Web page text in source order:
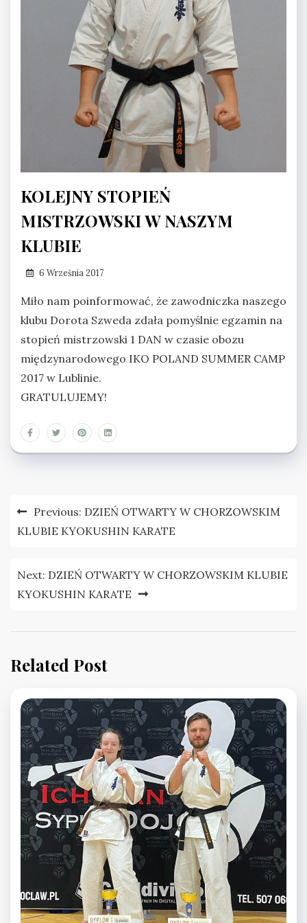
KOLEJNY STOPIEŃ
MISTRZOWSKI W NASZYM
KLUBIE
6 Września 2017
Miło nam poinformować, że zawodniczka naszego
klubu Dorota Szweda zdała pomyślnie egzamin na
stopień mistrzowski 1 DAN w czasie obozu
międzynarodowego IKO POLAND SUMMER CAMP
2017 w Lublinie.
GRATULUJEMY!
Nawigacja
wpisu
Previous: DZIEŃ OTWARTY W CHORZOWSKIM
KLUBIE KYOKUSHIN KARATE
Next: DZIEŃ OTWARTY W CHORZOWSKIM KLUBIE
KYOKUSHIN KARATE
Related Post